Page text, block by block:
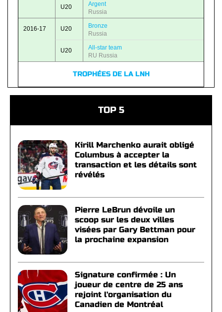
U20
Argent
Russia
2016-17 U20
Bronze
Russia
U20
All-star team
RU Russia
TROPHÉES DE LA LNH
TOP 5
Kirill Marchenko aurait obligé
Columbus à accepter la
transaction et les détails sont
révélés
Pierre LeBrun dévoile un
scoop sur les deux villes
visées par Gary Bettman pour
la prochaine expansion
Signature confirmée : Un
joueur de centre de 25 ans
rejoint l'organisation du
Canadien de Montréal